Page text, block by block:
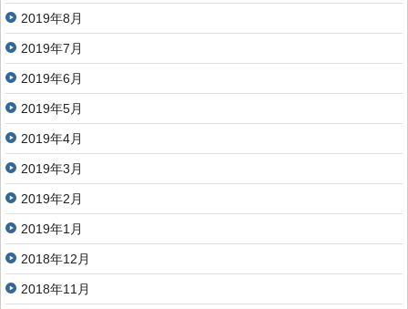
2019年8月
2019年7月
2019年6月
2019年5月
2019年4月
2019年3月
2019年2月
2019年1月
2018年12月
2018年11月